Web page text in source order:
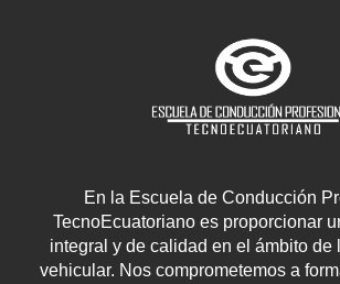
En la Escuela de Conducción
TecnoEcuatoriano es proporcionar
integral y de calidad en el ámbito de
vehicular. Nos comprometemos a